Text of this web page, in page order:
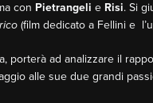
con Pietrangeli e Risi. Si
(film dedicato a Fellini e
porterà ad analizzare il
alle sue due grandi